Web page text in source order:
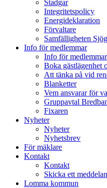
Stadgar
Integritetspolicy
Energideklaration
Förvaltare
Samfälligheten
Info för medlemmar
Info för medlemmar
Boka gästlägenhet
Att tänka på vid
Blanketter
Vem ansvarar för
Gruppavtal
Fixaren
Nyheter
Nyheter
Nyhetsbrev
För mäklare
Kontakt
Kontakt
Skicka ett
Lomma kommun